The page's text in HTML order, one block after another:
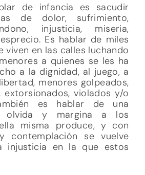
de infancia es sacudir
de dolor, sufrimiento,
injusticia, miseria,
Es hablar de miles
viven en las calles luchando
a quienes se les ha
a la dignidad, al juego, a
menores golpeados,
extorsionados, violados y/o
es hablar de una
olvida y margina a los
misma produce, y con
contemplación se vuelve
injusticia en la que estos